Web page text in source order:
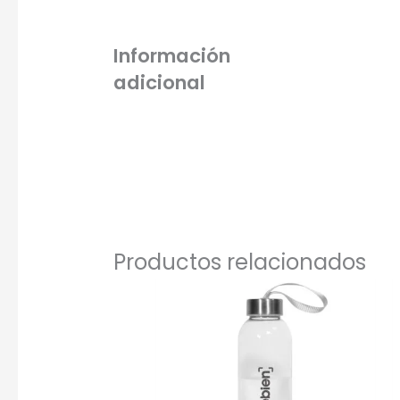
Información
adicional
Productos relacionados